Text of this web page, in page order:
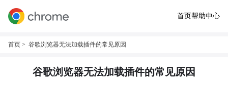
首页帮助中心
首页 > 谷歌浏览器无法加载插件的常见原因
谷歌浏览器无法加载插件的常见原因